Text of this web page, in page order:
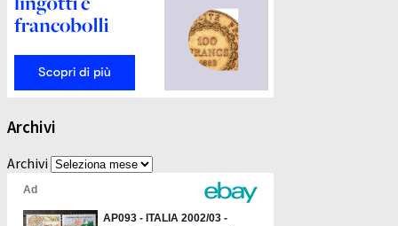
Archivi
Archivi